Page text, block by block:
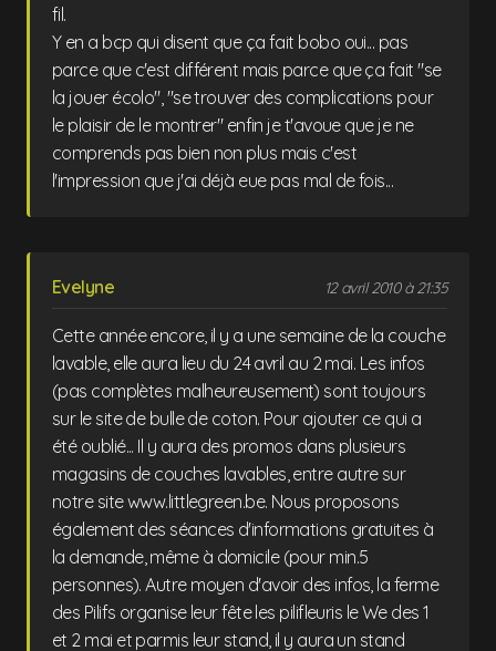
fil.
Y en a bcp qui disent que ça fait bobo oui... pas
parce que c'est différent mais parce que ça fait "se
la jouer écolo", "se trouver des complications pour
le plaisir de le montrer" enfin je t'avoue que je ne
comprends pas bien non plus mais c'est
l'impression que j'ai déjà eue pas mal de fois...
Evelyne 12 avril 2010 à 21:35
Cette année encore, il y a une semaine de la couche
lavable, elle aura lieu du 24 avril au 2 mai. Les infos
(pas complètes malheureusement) sont toujours
sur le site de bulle de coton. Pour ajouter ce qui a
été oublié... Il y aura des promos dans plusieurs
magasins de couches lavables, entre autre sur
notre site www.littlegreen.be. Nous proposons
également des séances d'informations gratuites à
la demande, même à domicile (pour min.5
personnes). Autre moyen d'avoir des infos, la ferme
des Pilifs organise leur fête les pilifleuris le We des 1
et 2 mai et parmis leur stand, il y aura un stand